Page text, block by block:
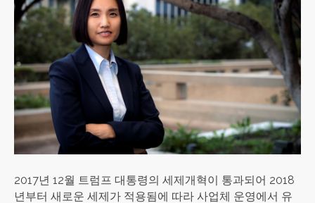
2017년 12월 트럼프 대통령의 세제개혁이 통과되어 2018
년부터 새로운 세제가 적용됨에 따라 사업체 운영에서 유